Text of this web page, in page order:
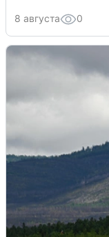
8 августа 0